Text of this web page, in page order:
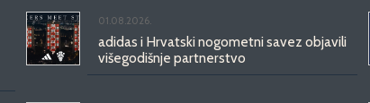
01.08.2026.
adidas i Hrvatski nogometni savez objavili
višegodišnje partnerstvo